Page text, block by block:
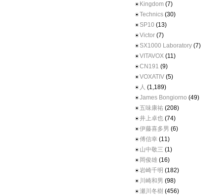
Kingdom (7)
Technics (30)
SP10 (13)
Victor (7)
SX1000 Laboratory (7)
VITAVOX (11)
CN191 (9)
VOXATIV (5)
人 (1,189)
James Bongiorno (49)
五味康祐 (208)
井上卓也 (74)
伊藤喜多男 (6)
傅信幸 (11)
山中敬三 (1)
岡俊雄 (16)
岩崎千明 (182)
川崎和男 (98)
瀬川冬樹 (456)